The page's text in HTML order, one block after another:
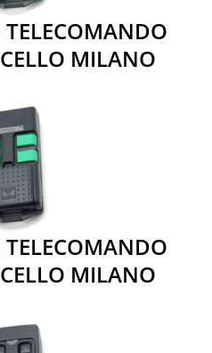
MILANO
MILANO